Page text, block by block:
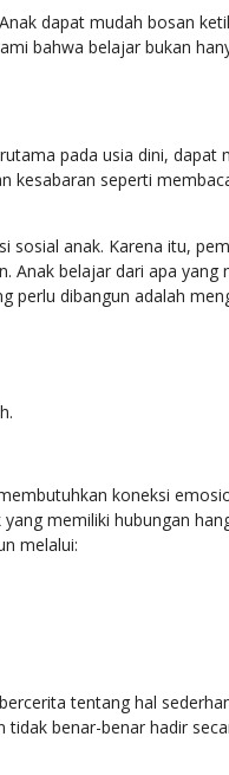
dapat mudah bosan
bahwa belajar bukan
pada usia dini, dapat
kesabaran seperti
anak. Karena itu,
Anak belajar dari apa yang
perlu dibangun adalah
koneksi
memiliki hubungan
melalui:
tentang hal
benar-benar hadir